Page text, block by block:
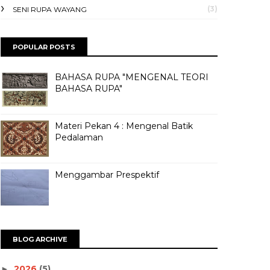
SENI RUPA WAYANG (3)
POPULAR POSTS
BAHASA RUPA "MENGENAL TEORI
BAHASA RUPA"
Materi Pekan 4 : Mengenal Batik
Pedalaman
Menggambar Prespektif
BLOG ARCHIVE